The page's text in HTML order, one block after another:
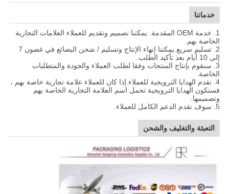
خدماتنا
1. خدمة OEM المقدمة. يمكننا تصميم وتقديم للعملاء العلامات التجارية
الخاصة بهم.
2. تسليم سريع.يمكننا إنهاء الإنتاج وتسليم / شحن البضائع في غضون 7
إلى 10 أيام بعد تأكيد الطلب.
3. سنقوم بإنتاج المنتجات وفقا لطلب العملاء والجودة والمتطلبات
الخاصة.
4. نقدم الهدايا الترويجية للعملاء.إذا كان للعملاء علامة تجارية خاصة بهم ،
فستكون الهدايا الترويجية تحمل اسم العلامة التجارية الخاصة بهم
وتصميمها.
5. سوف نقدم الدعم الكامل للعملاء.
التعبئة والتغليف والشحن